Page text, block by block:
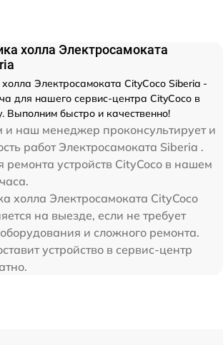
холла Электросамоката
Электросамоката CityCoco Siberia -
для нашего сервис-центра CityCoco в
Выполним быстро и качественно!
и наш менеджер проконсультирует и
работ Электросамоката Siberia .
ремонта устройств CityCoco в нашем
холла Электросамоката CityCoco
на выезде, если не требует
и сложного ремонта.
устройство в сервис-центр